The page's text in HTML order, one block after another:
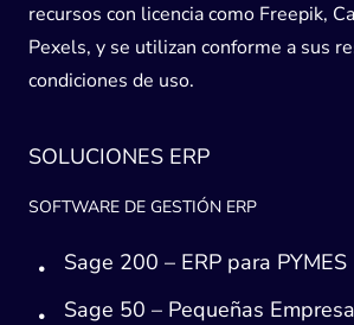
recursos con licencia como Freepik,
Pexels, y se utilizan conforme a sus
condiciones de uso.
SOLUCIONES ERP
SOFTWARE DE GESTIÓN ERP
Sage 200 – ERP para PYMES
Sage 50 – Pequeñas